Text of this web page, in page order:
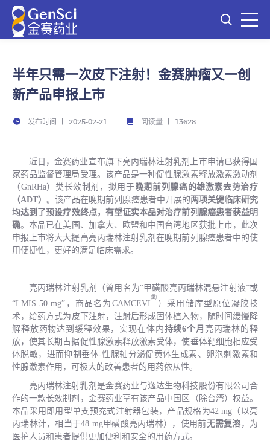
半年只需一次皮下注射！金赛肿瘤又一创
新产品申报上市
发布时间 2025-02-21 阅读量 13628
近 日，金赛药业宣布旗下 亮丙瑞林注射乳剂 上市申请已获得 国
家药品监督管理局 受理。该产品是一种促性腺激素释放激素激动剂
（GnRHa）类长效制剂 ，拟用于 晚期前列腺癌的雄激素去势治疗
（ADT）。该产品在晚期前列腺癌患者中开展的两项关键临床研究
均达到了预设疗效终点， 有望证实本品对治疗前列腺癌患者获益明
确。本品已在美国、加拿大、欧盟和中国台湾地区获批上市，此次
申报上市将大大提高亮丙瑞林注射乳剂在晚期前列腺癌患者中的使
用便捷性，更好的满足临床需求。
亮丙瑞林注射乳剂（曾用名为“甲磺酸亮丙瑞林混悬注射液”或
“LMIS 50 mg”，商品名为CAMCEVI
®
）采用储库型原位凝胶技
术 ，给药方式为皮下注射，注射后形成固体植入物，
随时间缓慢降
解释放药物达到缓释效果 ，实现在体内持续6个月 亮丙瑞林的释
放，使其长期占据促性腺激素释放激素受体，使垂体靶细胞相应受
体脱敏，进而抑制垂体-性腺轴分泌促黄体生成素、卵泡刺激素和
性腺激素作用 ，可极大的改善患者的用药依从性。
亮丙瑞林注射乳剂是金赛药业与逸达生物科技股份有限公司合
作的一款长效制剂，金赛药业享有该产品中国区 （ 除台湾） 权益。
本品采用即用型单支预充式注射器包装，产品规格为42 mg（以亮
丙瑞林计，相当于48 mg甲磺酸亮丙瑞林），使用前无需复溶 ， 为
医护人员和患者提供更加便利和安全的用药方式。